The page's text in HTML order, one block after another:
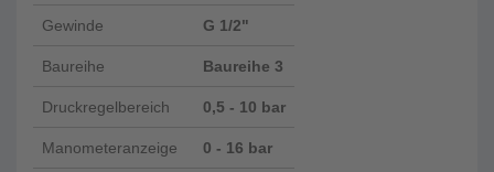
Gewinde G 1/2"
Baureihe Baureihe 3
Druckregelbereich 0,5 - 10 bar
Manometeranzeige 0 - 16 bar